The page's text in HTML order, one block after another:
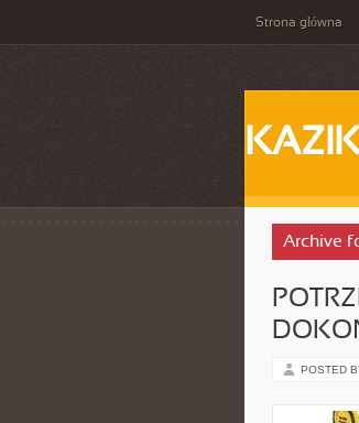
Strona główna
Archive
POSTED